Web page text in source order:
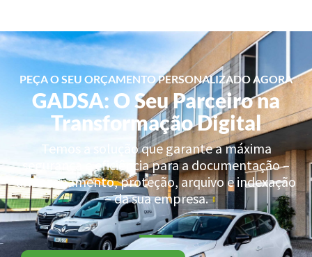
PEÇA O SEU ORÇAMENTO PERSONALIZADO AGORA
GADSA: O Seu Parceiro na
Transformação Digital
Temos a solução que garante a máxima
segurança e eficiência para a documentação –
armazenamento, proteção, arquivo e indexação
– da sua empresa.